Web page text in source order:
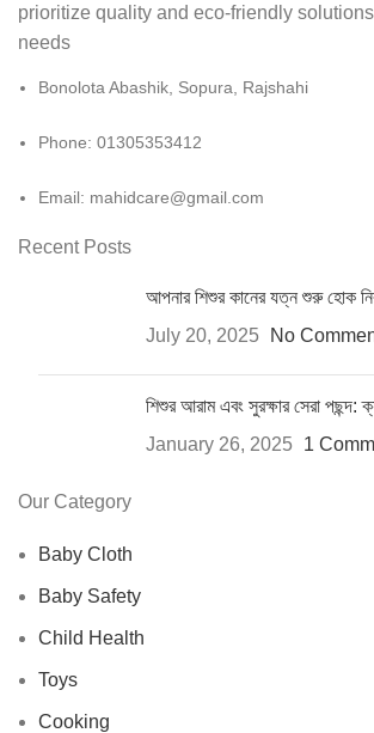
prioritize quality and eco-friendly
needs
Bonolota Abashik, Sopura, Rajshahi
Phone: 01305353412
Email: mahidcare@gmail.com
Recent Posts
আপনার শিশুর কানের যত্ন শুরু হোক
July 20, 2025
No
শিশুর আরাম এবং সুরক্ষার সেরা পছন্দ:
January 26, 2025 1
Our Category
Baby Cloth
Baby Safety
Child Health
Toys
Cooking